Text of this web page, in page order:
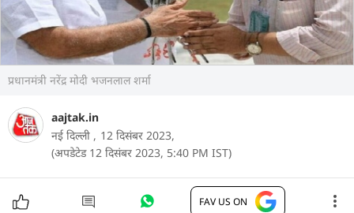
प्रधानमंत्री नरेंद्र मोदी भजनलाल शर्मा
aajtak.in
नई दिल्ली , 12 दिसंबर 2023,
(अपडेटेड 12 दिसंबर 2023, 5:40 PM IST)
FAV US ON